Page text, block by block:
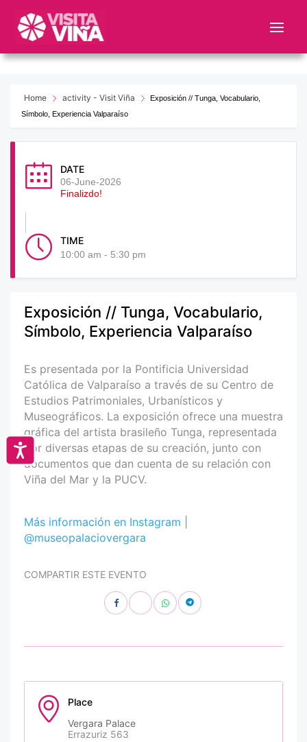
este
web
sistema
Accesibilidad
Home activity - Visit Viña
Exposición // Tunga, Vocabulario,
Símbolo, Experiencia Valparaíso
DATE
06-June-2026
Finalizdo!
TIME
10:00 am - 5:30 pm
Exposición // Tunga, Vocabulario,
Símbolo, Experiencia Valparaíso
Es presentada por la Pontificia Universidad
Católica de Valparaíso a través de su Centro de
Estudios Patrimoniales, Urbanísticos y
Museográficos. La exposición ofrece una muestra
gráfica del artista brasileño Tunga, representada
por diversas etapas de su creación, junto con
documentos que dan cuenta de su relación con
Viña del Mar y la PUCV.
Más información en Instagram |
@museopalaciovergara
COMPARTIR ESTE EVENTO
Place
Vergara Palace
Errazuriz 563